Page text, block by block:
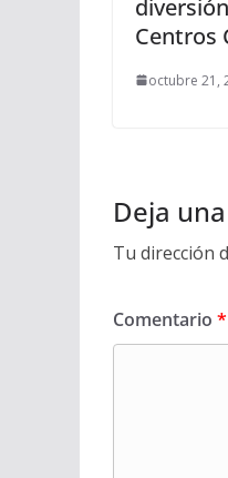
Centros
octubre 21,
Deja
Tu dirección
Comentario *